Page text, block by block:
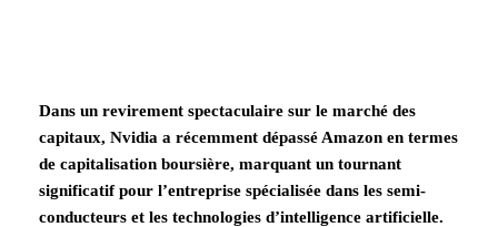
Dans un revirement spectaculaire sur le marché des
capitaux, Nvidia a récemment dépassé Amazon en termes
de capitalisation boursière, marquant un tournant
significatif pour l’entreprise spécialisée dans les semi-
conducteurs et les technologies d’intelligence artificielle.